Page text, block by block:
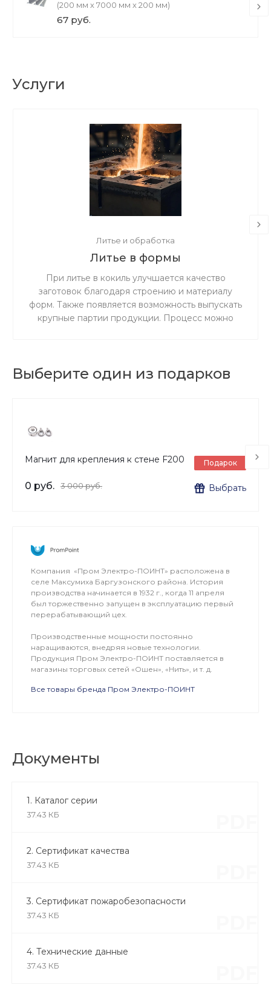
(200 мм х 7000 мм х 200 мм)
67 руб.
Услуги
Литье и обработка
Литье в формы
При литье в кокиль улучшается качество
заготовок благодаря строению и материалу
форм. Также появляется возможность выпускать
крупные партии продукции. Процесс можно
Выберите один из подарков
Магнит для крепления к стене F200
0 руб. 3 000 руб.
Подарок
Выбрать
Компания «Пром Электро-ПОИНТ» расположена в
селе Максумиха Баргузонского района. История
производства начинается в 1932 г., когда 11 апреля
был торжественно запущен в эксплуатацию первый
перерабатывающий цех.
Производственные мощности постоянно
наращиваются, внедряя новые технологии.
Продукция Пром Электро-ПОИНТ поставляется в
магазины торговых сетей «Ошен», «Нить», и т. д.
Все товары бренда Пром Электро-ПОИНТ
Документы
1. Каталог серии
37.43 КБ
2. Сертификат качества
37.43 КБ
3. Сертификат пожаробезопасности
37.43 КБ
4. Технические данные
37.43 КБ